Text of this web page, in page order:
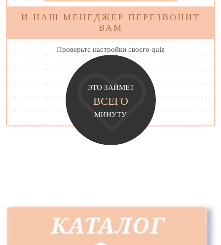
И НАШ МЕНЕДЖЕР ПЕРЕЗВОНИТ
ВАМ
Проверьте настройки своего quiz
ЭТО ЗАЙМЕТ
ВСЕГО
МИНУТУ